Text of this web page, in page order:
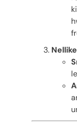
Nellike